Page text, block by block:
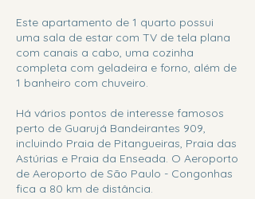
Este apartamento de 1 quarto possui
uma sala de estar com TV de tela plana
com canais a cabo, uma cozinha
completa com geladeira e forno, além de
1 banheiro com chuveiro.
Há vários pontos de interesse famosos
perto de Guarujá Bandeirantes 909,
incluindo Praia de Pitangueiras, Praia das
Astúrias e Praia da Enseada. O Aeroporto
de Aeroporto de São Paulo - Congonhas
fica a 80 km de distância.